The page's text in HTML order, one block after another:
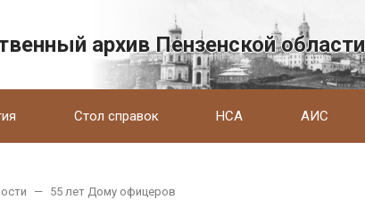
архив Пензенской области
Стол справок НСА АИС
— 55 лет Дому офицеров